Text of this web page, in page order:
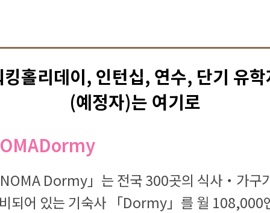
홀리데이, 인턴십, 연수, 단기 유
(예정자)는 여기로
Dormy」는 전국 300곳의 식사・가구
되어 있는 기숙사 「Dormy」를 월 108,000